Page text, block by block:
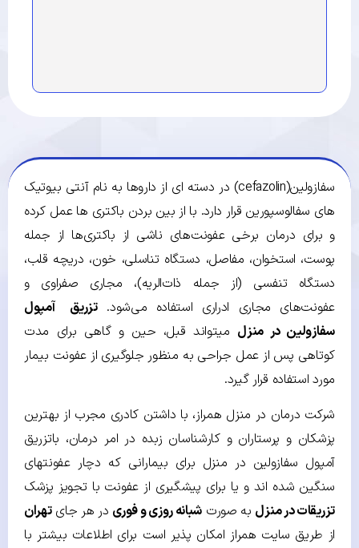
سفازولین(cefazolin) در دسته ای از داروها به نام آنتی بیوتیک
های سفالوسپورین قرار دارد. با از بین بردن باکتری ها عمل کرده
و برای درمان برخی عفونت‌های ناشی از باکتری‌ها از جمله
پوست، استخوان، مفاصل، دستگاه تناسلی، خون، دریچه قلب،
دستگاه تنفسی (از جمله ذات‌الریه)، مجاری صفراوی و
عفونت‌های مجاری ادراری استفاده می‌شود.تزریق آمپول
سفازولین در منزل می­تواند قبل، حین و گاهی برای مدت
کوتاهی پس از عمل جراحی به منظور جلوگیری از عفونت بیمار
مورد استفاده قرار گیرد.
شرکت درمان در منزل همراز، با داشتن کادری مجرب از بهترین
پزشکان و پرستاران و کارشناسان زبده در امر درمان، باتزریق
آمپول سفازولین در منزل برای بیمارانی که دچار عفونت­های
سنگین شده اند و یا برای پیشگیری از عفونت با تجویز پزشک
تزریقات در منزل به صورت شبانه روزی و فوری در هر جایتهران
از طریق سایت همراز امکان پذیر است برای اطلاعات بیشتر با